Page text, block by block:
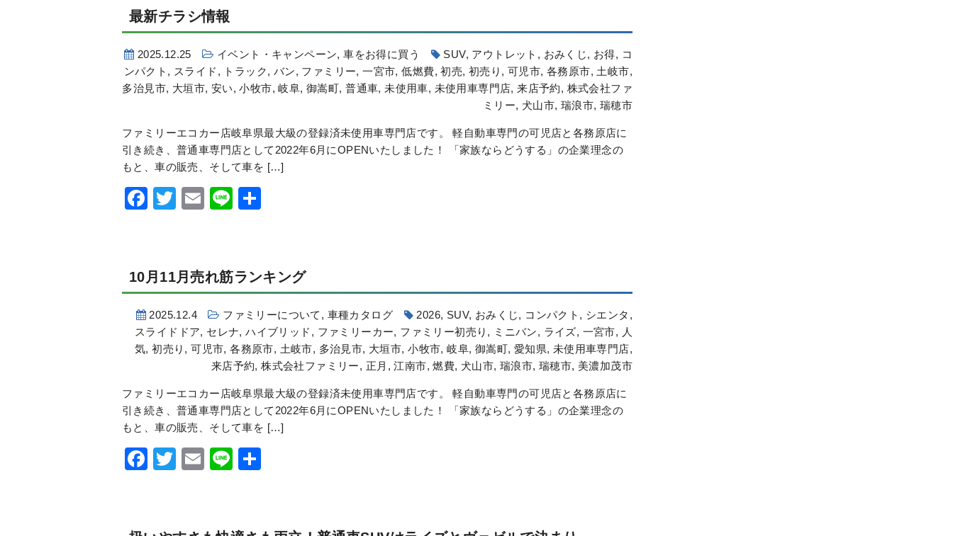
最新チラシ情報
2025.12.25 イベント・キャンペーン,車をお得に買う SUV, アウトレット , おみくじ, お得, コ
ンパクト , スライド , トラック, バン, ファミリー,一宮市,低燃費,初売, 初売り , 可児市, 各務原市, 土岐市,
多治見市, 大垣市, 安い,小牧市,岐阜,御嵩町,普通車,未使用車, 未使用車専門店,来店予約, 株式会社ファ
ミリー, 犬山市, 瑞浪市, 瑞穂市
ファミリーエコカー店岐阜県最大級の登録済未使用車専門店です。 軽自動車専門の可児店と各務原店に
引き続き、普通車専門店として2022年6月にOPENいたしました！ 「家族ならどうする」の企業理念の
もと、車の販売、そして車を […]
Facebook
Twitter
Email
Line
10月11月売れ筋ランキング
2025.12.4 ファミリーについて , 車種カタログ 2026, SUV, おみくじ, コンパクト , シエンタ ,
スライドドア, セレナ,ハイブリッド , ファミリーカー, ファミリー初売り , ミニバン, ライズ, 一宮市, 人
気,初売り ,可児市,各務原市, 土岐市, 多治見市, 大垣市,小牧市,岐阜, 御嵩町, 愛知県, 未使用車専門店,
来店予約,株式会社ファミリー, 正月 ,江南市,燃費, 犬山市, 瑞浪市, 瑞穂市, 美濃加茂市
ファミリーエコカー店岐阜県最大級の登録済未使用車専門店です。 軽自動車専門の可児店と各務原店に
引き続き、普通車専門店として2022年6月にOPENいたしました！ 「家族ならどうする」の企業理念の
もと、車の販売、そして車を […]
Facebook
Twitter
Email
Line